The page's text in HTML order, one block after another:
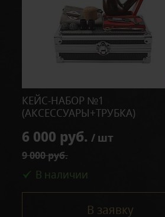
КЕЙС-НАБОР №1
(АКСЕССУАРЫ+ТРУБКА)
6 000 руб. / шт
9 000 руб.
В наличии
В заявку